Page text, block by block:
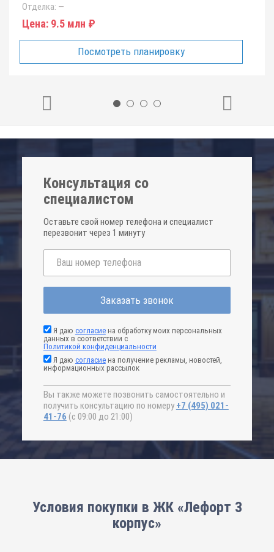
Отделка: —
Цена: 9.5 млн ₽
Посмотреть планировку
Консультация со
специалистом
Оставьте свой номер телефона и специалист
перезвонит через 1 минуту
Заказать звонок
Я даю согласиена обработку моих персональных
данных в соответствии с
Политикой конфиденциальности
Я даю согласиена получение рекламы, новостей,
информационных рассылок
Вы также можете позвонить самостоятельно и
получить консультацию по номеру +7 (495) 021-
41-76 (с 09:00 до 21:00)
Условия покупки в ЖК «Лефорт 3
корпус»